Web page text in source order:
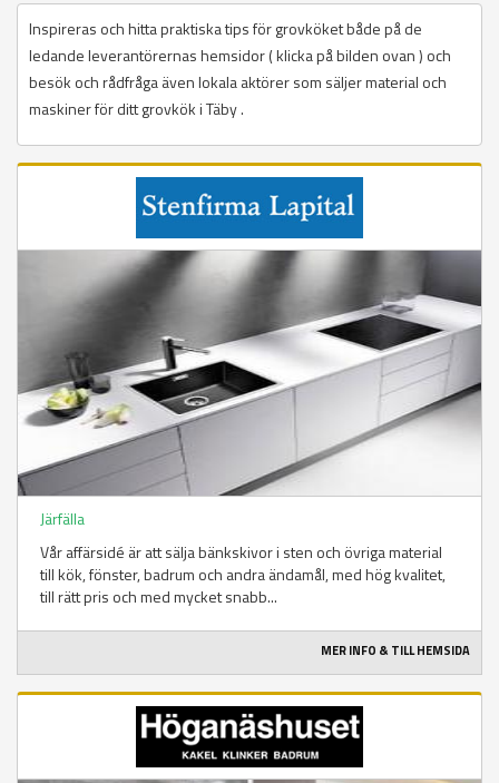
Inspireras och hitta praktiska tips för grovköket både på de
ledande leverantörernas hemsidor ( klicka på bilden ovan ) och
besök och rådfråga även lokala aktörer som säljer material och
maskiner för ditt grovkök i Täby .
Järfälla
Vår affärsidé är att sälja bänkskivor i sten och övriga material
till kök, fönster, badrum och andra ändamål, med hög kvalitet,
till rätt pris och med mycket snabb...
MER INFO & TILL HEMSIDA